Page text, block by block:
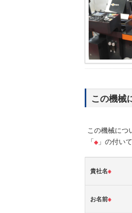
この機械
この機械につ
「※ 」の付い
貴社名※
お名前※